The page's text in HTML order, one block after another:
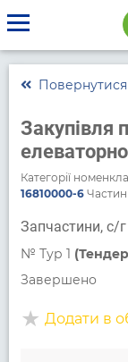
Закупівля
Категорії
16810000-6
Запчастини, с/г
№ Тур 1
Завершено
Додати в